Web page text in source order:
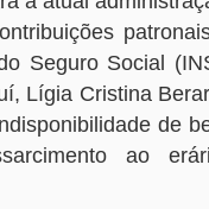
Seguro Social
Lígia Cristina
de
ao